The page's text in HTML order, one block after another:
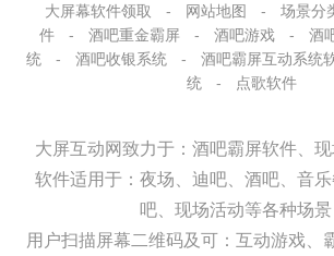
大屏幕软件领取 - 网站地图 - 场景分
件
- 酒吧重金霸屏 - 酒吧游戏 - 酒
统
- 酒吧收银系统 - 酒吧霸屏互动系统
统
- 点歌软件
大屏互动网致力于：酒吧霸屏软件、
软件适用于：夜场、迪吧、酒吧、音
吧、现场活动等各种场景
用户扫描屏幕二维码及可： 互动游戏、